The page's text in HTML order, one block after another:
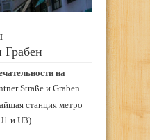
Грабен
на
Straße и Graben
станция метро
и U3)